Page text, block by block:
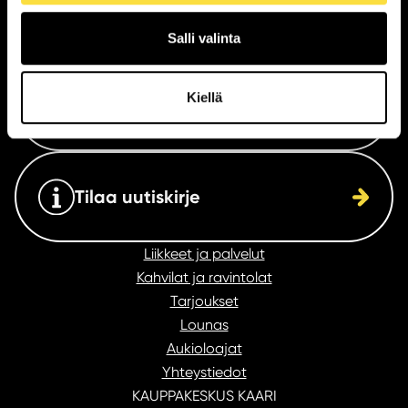
Salli valinta
Kiellä
Saapuminen
Katso aukioloajat
Tilaa uutiskirje
Liikkeet ja palvelut
Kahvilat ja ravintolat
Tarjoukset
Lounas
Aukioloajat
Yhteystiedot
KAUPPAKESKUS KAARI